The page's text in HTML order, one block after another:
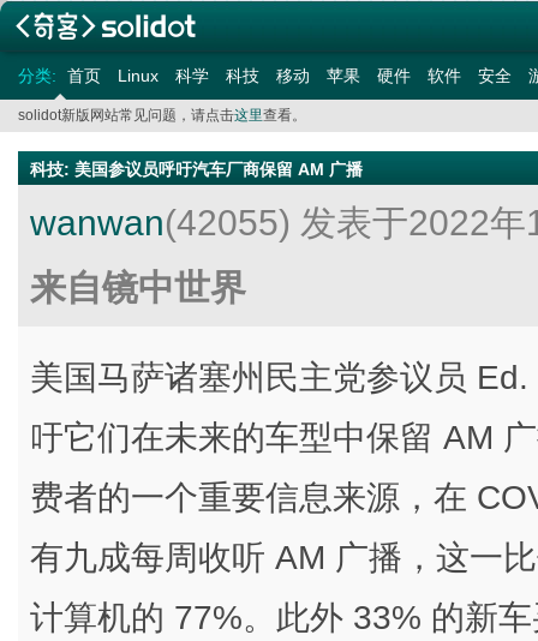
分类: 首页 Linux 科学 科技 移动 苹果 硬件 软件 安全
solidot新版网站常见问题，请点击这里查看。
科技: 美国参议员呼吁汽车厂商保留 AM 广播
wanwan(42055) 发表于2022
来自镜中世界
美国马萨诸塞州民主党参议员
吁它们在未来的车型中保留 AM
费者的一个重要信息来源，在
有九成每周收听 AM 广播，这一
计算机的 77%。此外 33% 的新